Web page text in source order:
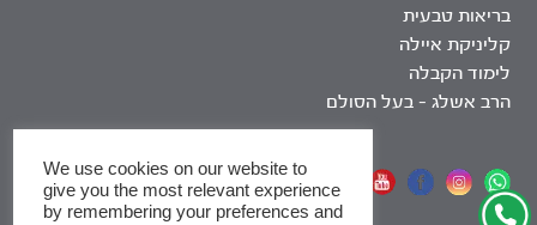
בריאות טבעית
קליניקת איילה
לימוד הקבלה
הרב אשלג – בעל הסולם
אתר שומר שבת
We use cookies on our website to
give you the most relevant experience
by remembering your preferences and